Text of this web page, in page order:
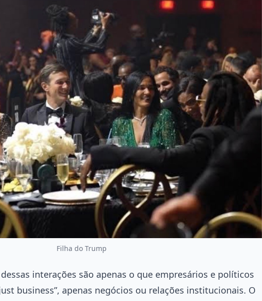
Filha do Trump
interações são apenas o que empresários e políticos
business”, apenas negócios ou relações institucionais. O